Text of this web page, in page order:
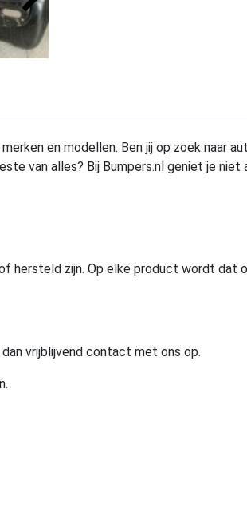
en modellen. Ben jij op zoek naar
van alles? Bij Bumpers.nl geniet je
zijn. Op elke product wordt dat
vrijblijvend contact met ons op.